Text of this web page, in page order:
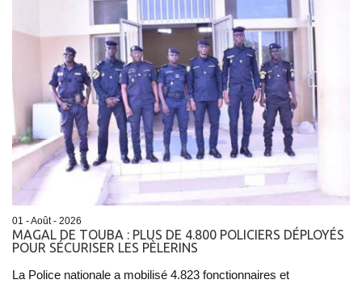
01 - Août - 2026
MAGAL DE TOUBA : PLUS DE 4.800 POLICIERS DÉPLOYÉS
POUR SÉCURISER LES PÈLERINS
La Police nationale a mobilisé 4.823 fonctionnaires et